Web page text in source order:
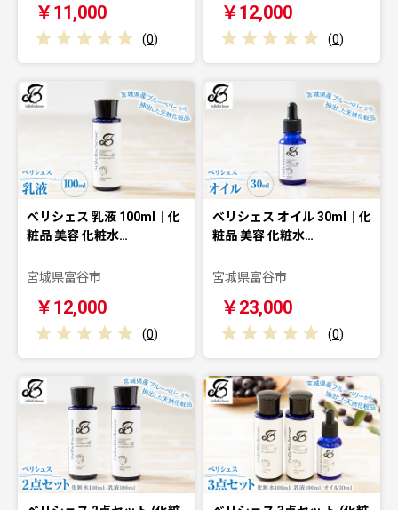
￥11,000
(0)
￥12,000
(0)
べリシェス 乳液 100ml｜化
粧品 美容 化粧水…
宮城県富谷市
￥12,000
(0)
ベリシェス オイル 30ml｜化
粧品 美容 化粧水…
宮城県富谷市
￥23,000
(0)